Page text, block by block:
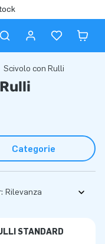
Scivolo con Rulli
Categorie
STANDARD